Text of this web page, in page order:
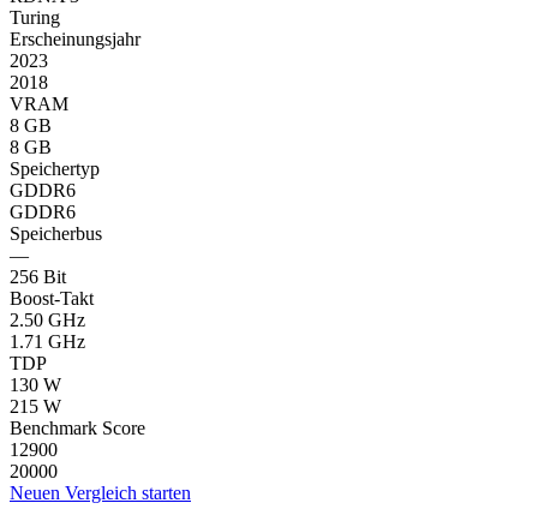
Turing
Erscheinungsjahr
2023
2018
VRAM
8 GB
8 GB
Speichertyp
GDDR6
GDDR6
Speicherbus
—
256 Bit
Boost-Takt
2.50 GHz
1.71 GHz
TDP
130 W
215 W
Benchmark Score
12900
20000
Neuen Vergleich starten